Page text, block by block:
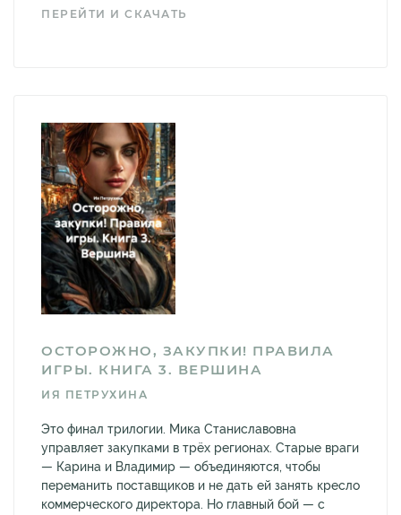
ПЕРЕЙТИ И СКАЧАТЬ
ОСТОРОЖНО, ЗАКУПКИ! ПРАВИЛА
ИГРЫ. КНИГА 3. ВЕРШИНА
ИЯ ПЕТРУХИНА
Это финал трилогии. Мика Станиславовна
управляет закупками в трёх регионах. Старые враги
— Карина и Владимир — объединяются, чтобы
переманить поставщиков и не дать ей занять кресло
коммерческого директора. Но главный бой — с